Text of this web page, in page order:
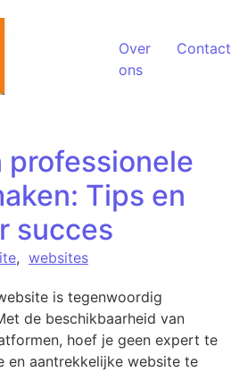
Over
ons
Contact
professionele
Tips en
succes
, websites
is tegenwoordig
de beschikbaarheid van
hoef je geen expert te
en aantrekkelijke website te